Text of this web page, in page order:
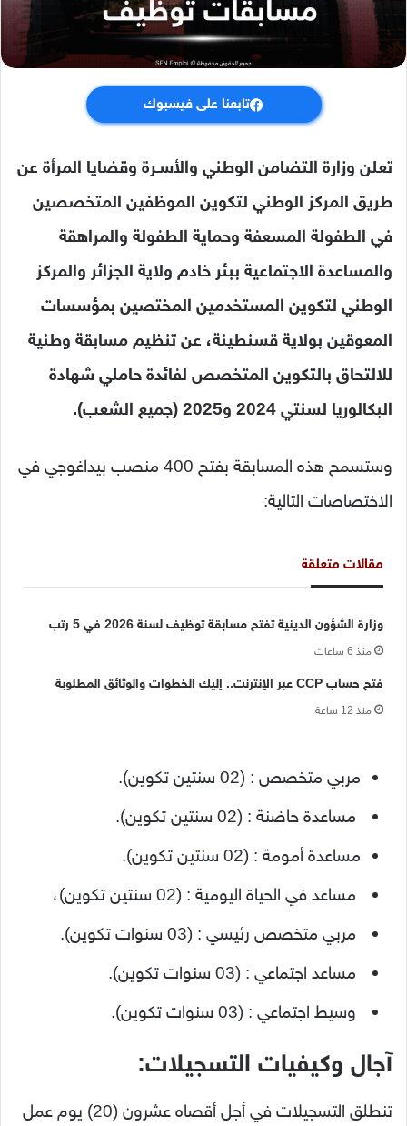
تابعنا على فيسبوك
تعلن وزارة التضامن الوطني والأسـرة وقضايا المرأة عن
طريق المركز الوطني لتكوين الموظفين المتخصصين
في الطفولة المسعفة وحماية الطفولة والمراهقة
والمساعدة الاجتماعية ببئر خادم ولاية الجزائر والمركز
الوطني لتكوين المستخدمين المختصين بمؤسسات
المعوقين بولاية قسنطينة، عن تنظيم مسابقة وطنية
للالتحاق بالتكوين المتخصص لفائدة حاملي شهادة
البكالوريا لسنتي 2024 و2025 (جميع الشعب).
وستسمح هذه المسابقة بفتح 400 منصب بيداغوجي في
الاختصاصات التالية:
مقالات متعلقة
وزارة الشؤون الدينية تفتح مسابقة توظيف لسنة 2026 في 5 رتب
منذ 6 ساعات
فتح حساب CCP عبر الإنترنت.. إليك الخطوات والوثائق المطلوبة
منذ 12 ساعة
مربي متخصص : (02 سنتين تكوين).
مساعدة حاضنة : (02 سنتين تكوين).
مساعدة أمومة : (02 سنتين تكوين).
مساعد في الحياة اليومية : (02 سنتين تكوين)،
مربي متخصص رئيسي : (03 سنوات تكوين).
مساعد اجتماعي : (03 سنوات تكوين).
وسيط اجتماعي : (03 سنوات تكوين).
آجال وكيفيات التسجيلات:
تنطلق التسجيلات في أجل أقصاه عشرون (20) يوم عمل